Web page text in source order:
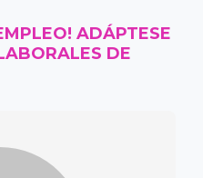
ADÁPTESE
DE